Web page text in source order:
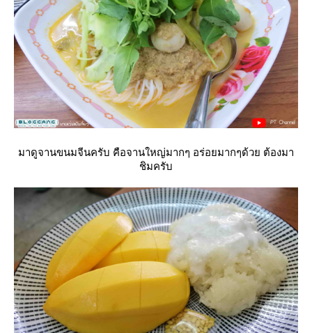
มาดูจานขนมจีนครับ คือจานใหญ่มากๆ อร่อยมากๆด้วย ต้องมา
ชิมครับ